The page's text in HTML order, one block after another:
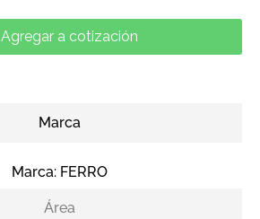
Agregar a cotización
Marca
Marca: FERRO
Área